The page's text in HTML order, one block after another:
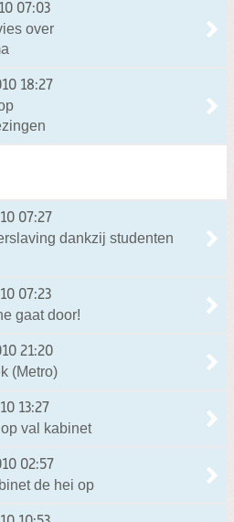
07:03
over
18:27
07:27
dankzij studenten
07:23
gaat door!
21:20
(Metro)
13:27
val kabinet
02:57
de hei op